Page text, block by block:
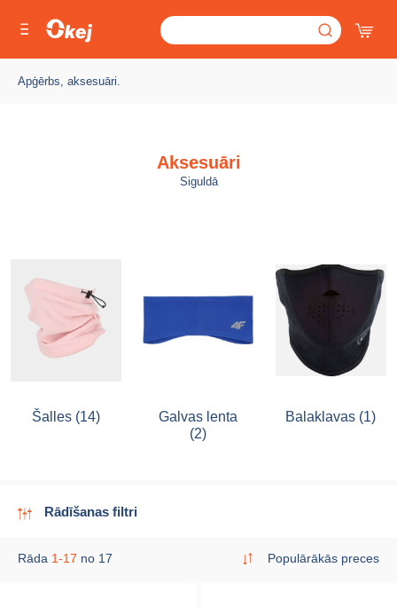
Apģērbs, aksesuāri.
Aksesuāri
Siguldā
Šalles (14)
Galvas lenta
(2)
Balaklavas (1)
Rādīšanas filtri
Rāda 1-17 no 17 Populārākās preces